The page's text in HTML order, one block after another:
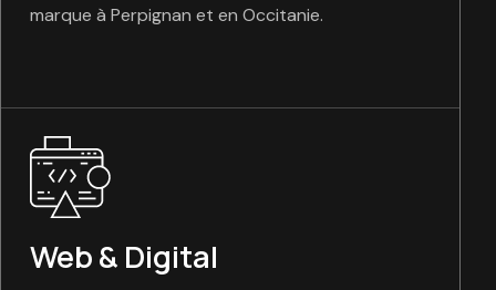
marque à Perpignan et en Occitanie.
Web & Digital